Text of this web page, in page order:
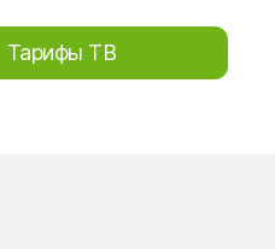
Тарифы ТВ